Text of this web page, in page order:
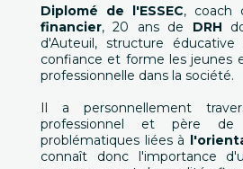
Diplomé de l'ESSEC, coach
financier, 20 ans de DRH
d'Auteuil, structure éducative
confiance et forme les jeunes
professionnelle dans la société.
Il a personnellement
professionnel et père
problématiques liées à
connaît donc l'importance